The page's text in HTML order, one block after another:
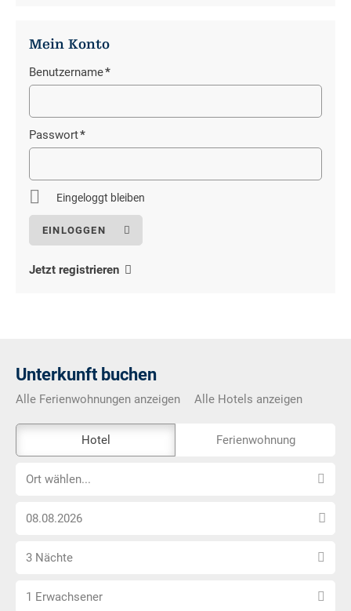
Mein Konto
Benutzername*
Pflichtfeld
Passwort*
Pflichtfeld
Eingeloggt bleiben
Jetzt registrieren
Unterkunft buchen
Alle Ferienwohnungen anzeigen Alle Hotels anzeigen
Externe-
Buchungstool
nicht
Hotel Ferienwohnung
OrtOrt wählen...
Anreise
wählen
Anzahl
wählen
3 Nächte
Anzahl
1 Erwachsener